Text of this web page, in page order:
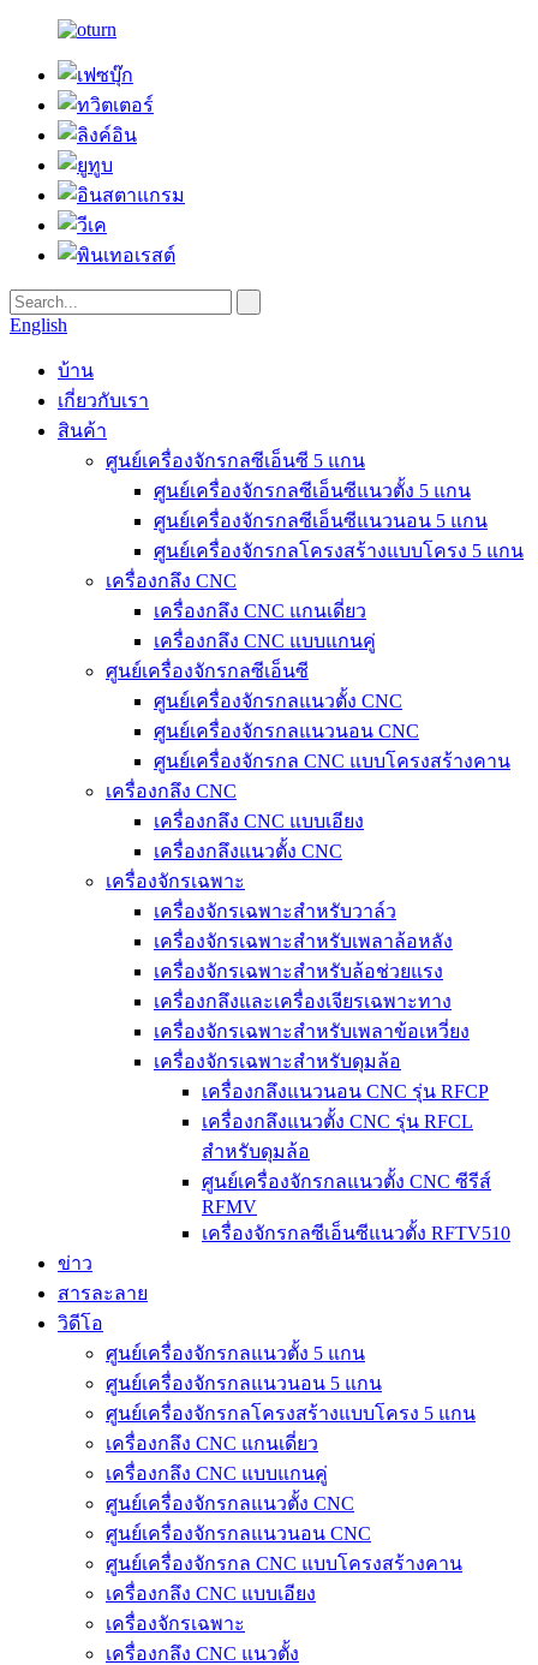
English
บ้าน
เกี่ยวกับเรา
สินค้า
ศูนย์เครื่องจักรกลซีเอ็นซี 5 แกน
ศูนย์เครื่องจักรกลซีเอ็นซีแนวตั้ง 5 แกน
ศูนย์เครื่องจักรกลซีเอ็นซีแนวนอน 5 แกน
ศูนย์เครื่องจักรกลโครงสร้างแบบโครง 5 แกน
เครื่องกลึง CNC
เครื่องกลึง CNC แกนเดี่ยว
เครื่องกลึง CNC แบบแกนคู่
ศูนย์เครื่องจักรกลซีเอ็นซี
ศูนย์เครื่องจักรกลแนวตั้ง CNC
ศูนย์เครื่องจักรกลแนวนอน CNC
ศูนย์เครื่องจักรกล CNC แบบโครงสร้างคาน
เครื่องกลึง CNC
เครื่องกลึง CNC แบบเอียง
เครื่องกลึงแนวตั้ง CNC
เครื่องจักรเฉพาะ
เครื่องจักรเฉพาะสำหรับวาล์ว
เครื่องจักรเฉพาะสำหรับเพลาล้อหลัง
เครื่องจักรเฉพาะสำหรับล้อช่วยแรง
เครื่องกลึงและเครื่องเจียรเฉพาะทาง
เครื่องจักรเฉพาะสำหรับเพลาข้อเหวี่ยง
เครื่องจักรเฉพาะสำหรับดุมล้อ
เครื่องกลึงแนวนอน CNC รุ่น RFCP
เครื่องกลึงแนวตั้ง CNC รุ่น RFCL
สำหรับดุมล้อ
ศูนย์เครื่องจักรกลแนวตั้ง CNC ซีรีส์
RFMV
เครื่องจักรกลซีเอ็นซีแนวตั้ง RFTV510
ข่าว
สารละลาย
วิดีโอ
ศูนย์เครื่องจักรกลแนวตั้ง 5 แกน
ศูนย์เครื่องจักรกลแนวนอน 5 แกน
ศูนย์เครื่องจักรกลโครงสร้างแบบโครง 5 แกน
เครื่องกลึง CNC แกนเดี่ยว
เครื่องกลึง CNC แบบแกนคู่
ศูนย์เครื่องจักรกลแนวตั้ง CNC
ศูนย์เครื่องจักรกลแนวนอน CNC
ศูนย์เครื่องจักรกล CNC แบบโครงสร้างคาน
เครื่องกลึง CNC แบบเอียง
เครื่องจักรเฉพาะ
เครื่องกลึง CNC แนวตั้ง